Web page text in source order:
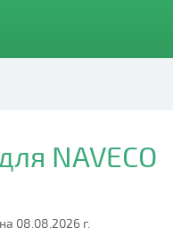
NAVECO
08.08.2026 г.